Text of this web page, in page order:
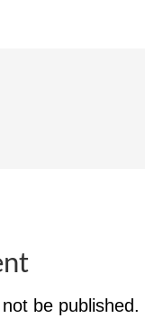
be published.